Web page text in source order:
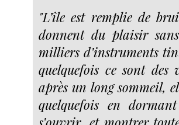
"L’île est remplie de
donnent du plaisir
milliers d’instruments
quelquefois ce sont des
après un long sommeil,
quelquefois en